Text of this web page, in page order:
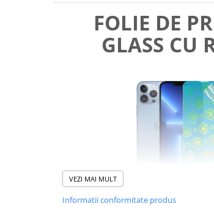
FOLIE DE
GLASS CU
VEZI MAI MULT
Informatii conformitate produs